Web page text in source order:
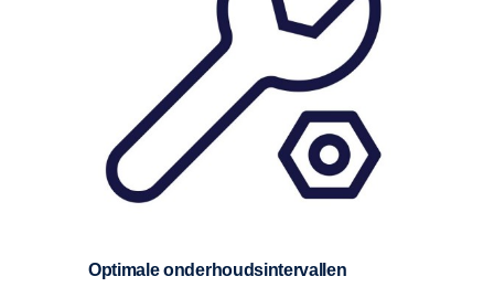
Optimale onderhoudsintervallen